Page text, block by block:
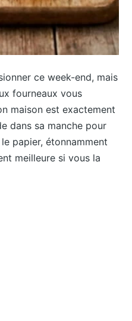
ce week-end, mais
fourneaux vous
maison est exactement
dans sa manche pour
papier, étonnamment
meilleure si vous la